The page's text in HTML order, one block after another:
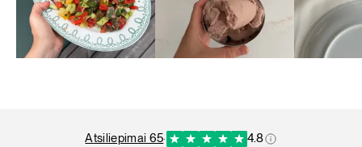
atsiliepimai 65· 4.8